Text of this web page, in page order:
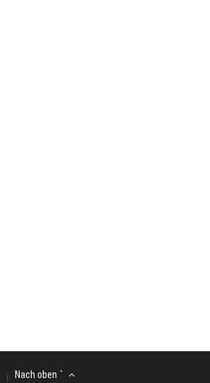
Nach oben ˆ